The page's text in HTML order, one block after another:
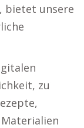
bietet unsere
zu